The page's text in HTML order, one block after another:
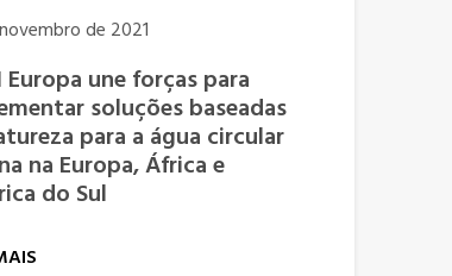
de 2021
Europa une forças para
soluções baseadas
para a água circular
na Europa, África e
do Sul